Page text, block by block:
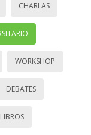
CHARLAS
WORKSHOP
DEBATES
LIBROS